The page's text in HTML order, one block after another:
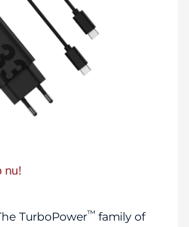
nu!
TurboPower™ family of